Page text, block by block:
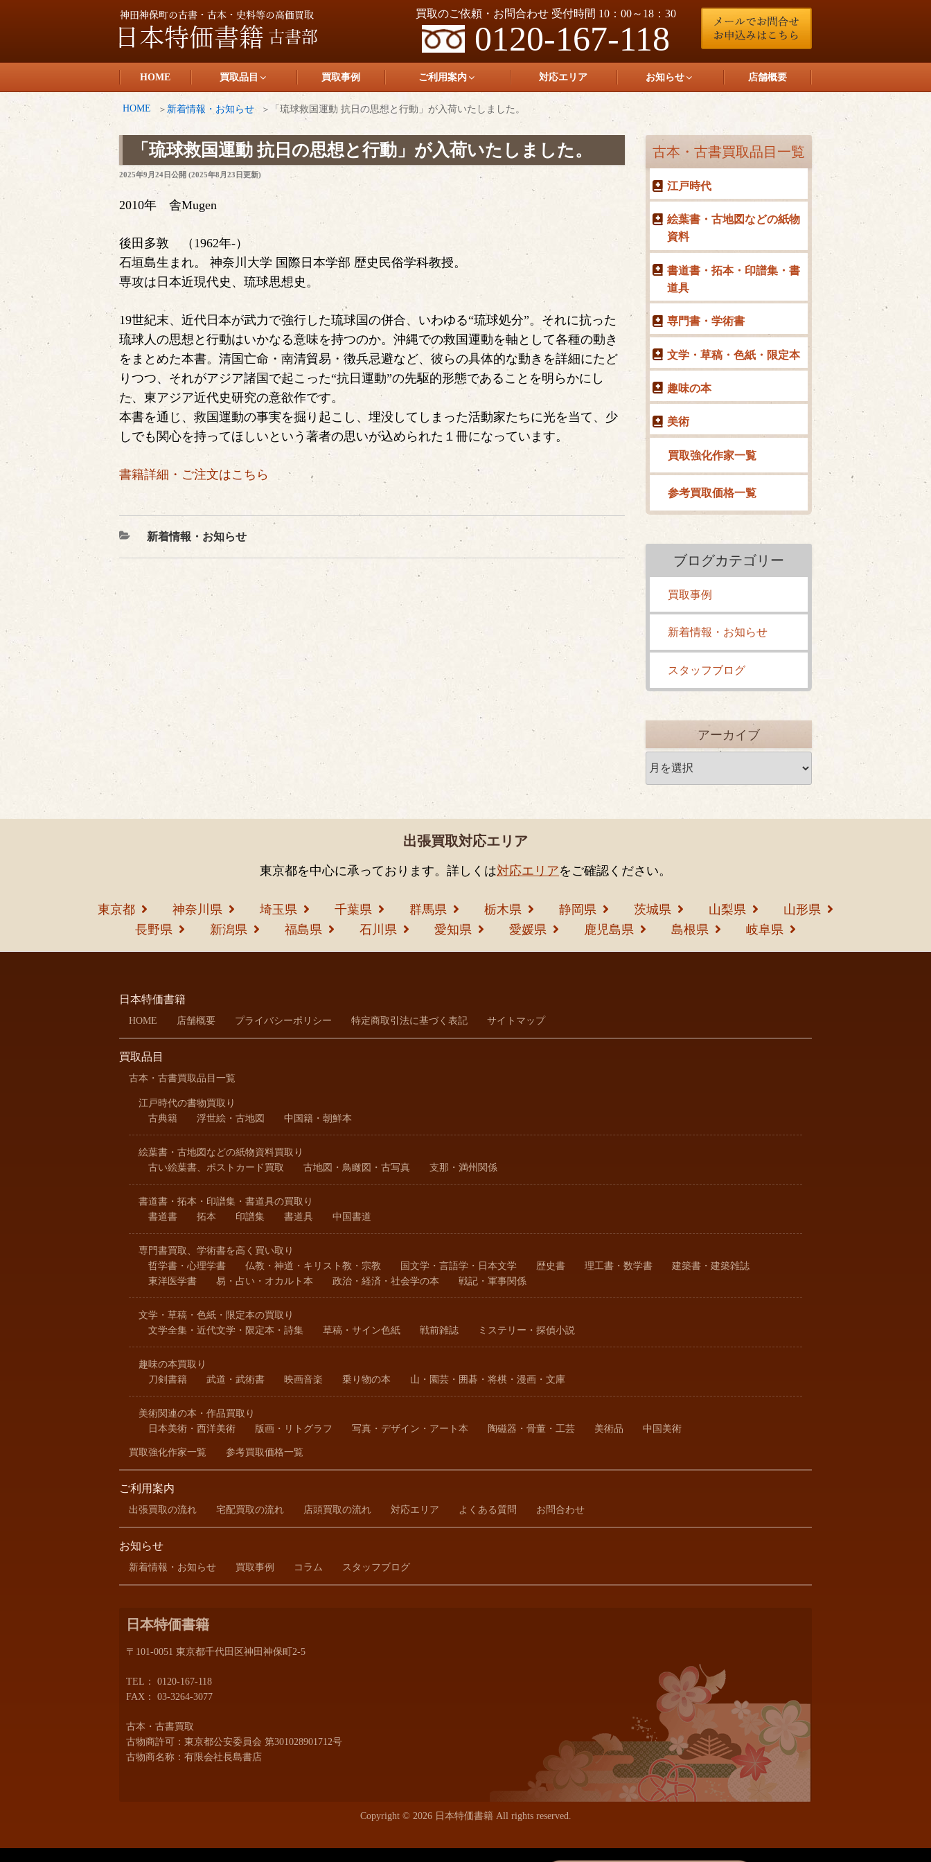
買取のご依頼・お問合わせ 受付時間 10：00～18：30
0120-167-118
日本特価書籍
HOME 買取品目 買取事例 ご利用案内 対応エリア お知らせ 店舗概要
HOME 新着情報・お知らせ 「琉球救国運動 抗日の思想と行動」が入荷いたしました。
「琉球救国運動 抗日の思想と行動」が入荷いたしました。
投
2025年9月24日公開 (2025年8月23日 更新)
2010年 舎Mugen
後田多敦 （1962年-）
石垣島生まれ。 神奈川大学 国際日本学部 歴史民俗学科教授。
専攻は日本近現代史、琉球思想史。
19世紀末、近代日本が武力で強行した琉球国の併合、いわゆる“琉球処分”。それに抗った
琉球人の思想と行動はいかなる意味を持つのか。沖縄での救国運動を軸として各種の動き
をまとめた本書。清国亡命・南清貿易・徴兵忌避など、彼らの具体的な動きを詳細にたど
りつつ、それがアジア諸国で起こった“抗日運動”の先駆的形態であることを明らかにし
た、東アジア近代史研究の意欲作です。
本書を通じ、救国運動の事実を掘り起こし、埋没してしまった活動家たちに光を当て、少
しでも関心を持ってほしいという著者の思いが込められた１冊になっています。
書籍詳細・ご注文はこちら
カ
新着情報・お知らせ
古本・古書買取品目一覧
江戸時代
絵葉書・古地図などの紙物
資料
書道書・拓本・印譜集・書
道具
専門書・学術書
文学・草稿・色紙・限定本
趣味の本
美術
買取強化作家一覧
参考買取価格一覧
ブログカテゴリー
買取事例
新着情報・お知らせ
スタッフブログ
アーカイブ
ー
ブ
出張買取対応エリア
東京都を中心に承っております。詳しくは対応エリアをご確認ください。
東京都 神奈川県 埼玉県 千葉県 群馬県 栃木県 静岡県 茨城県 山梨県
山形県
長野県
新潟県 福島県 石川県 愛知県 愛媛県 鹿児島県 島根県 岐阜県
日本特価書籍
HOME 店舗概要 プライバシーポリシー 特定商取引法に基づく表記 サイトマップ
買取品目
古本・古書買取品目一覧
江戸時代の書物買取り
古典籍
浮世絵・古地図 中国籍・朝鮮本
絵葉書・古地図などの紙物資料買取り
古い絵葉書、ポストカード買取
古地図・鳥瞰図・古写真 支那・満州関係
書道書・拓本・印譜集・書道具の買取り
書道書
拓本 印譜集 書道具 中国書道
専門書買取、学術書を高く買い取り
哲学書・心理学書
仏教・神道・キリスト教・宗教 国文学・言語学・日本文学 歴史書 理工書・数学書
建築書・建築雑誌
東洋医学書
易・占い・オカルト本 政治・経済・社会学の本 戦記・軍事関係
文学・草稿・色紙・限定本の買取り
文学全集・近代文学・限定本・詩集
草稿・サイン色紙 戦前雑誌 ミステリー・探偵小説
趣味の本買取り
刀剣書籍
武道・武術書 映画音楽 乗り物の本 山・園芸・囲碁・将棋・漫画・文庫
美術関連の本・作品買取り
日本美術・西洋美術
版画・リトグラフ 写真・デザイン・アート本 陶磁器・骨董・工芸 美術品 中国美術
買取強化作家一覧 参考買取価格一覧
ご利用案内
出張買取の流れ 宅配買取の流れ 店頭買取の流れ 対応エリア よくある質問 お問合わせ
お知らせ
新着情報・お知らせ 買取事例 コラム スタッフブログ
日本特価書籍
〒101-0051 東京都千代田区神田神保町2-5
TEL： 0120-167-118
FAX： 03-3264-3077
古本・古書買取
古物商許可：東京都公安委員会 第301028901712号
古物商名称：有限会社長島書店
Copyright © 2026 日本特価書籍 All rights reserved.